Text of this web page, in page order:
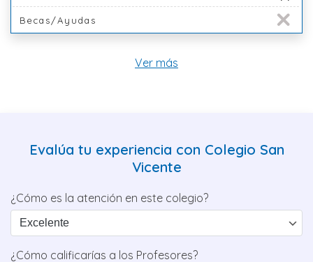
Becas/Ayudas
Ver más
Evalúa tu experiencia con Colegio San
Vicente
¿Cómo es la atención en este colegio?
¿Cómo calificarías a los Profesores?